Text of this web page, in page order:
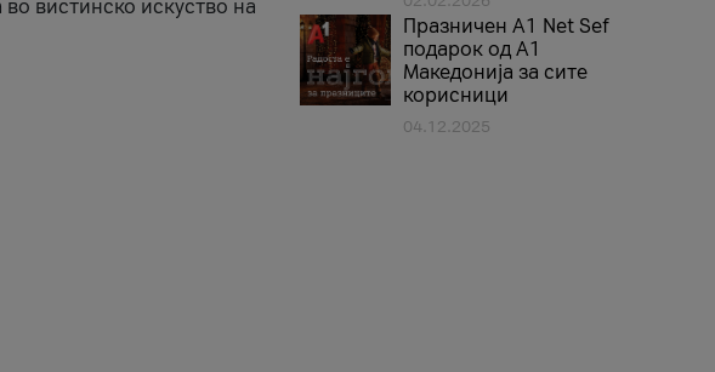
во вистинско искуство на
Празничен A1 Net Sеf
подарок од А1
Македонија за сите
корисници
04.12.2025